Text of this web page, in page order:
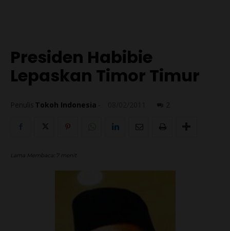
Presiden Habibie
Lepaskan Timor Timur
Tokoh Indonesia
Lama Membaca: 7 menit